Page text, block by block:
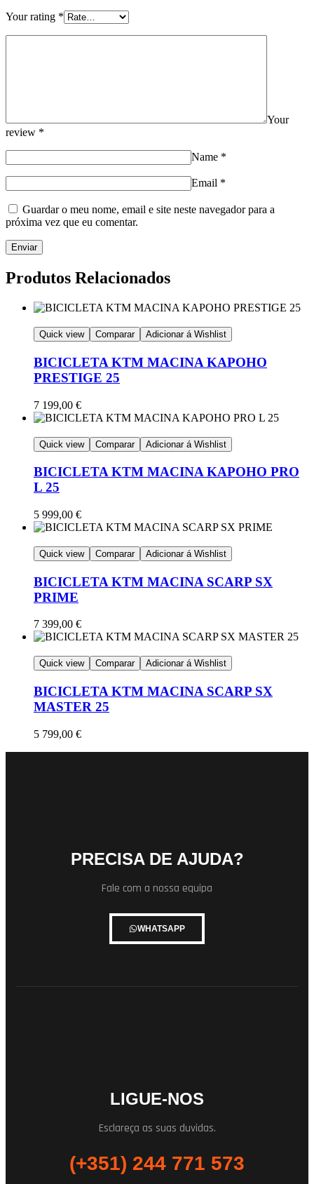
Your rating *
Your
review *
Name *
Email *
Guardar o meu nome, email e site neste navegador para a
próxima vez que eu comentar.
Produtos Relacionados
Quick view Comparar Adicionar á Wishlist
BICICLETA KTM MACINA KAPOHO
PRESTIGE 25
7 199,00 €
Quick view Comparar Adicionar á Wishlist
BICICLETA KTM MACINA KAPOHO PRO
L 25
5 999,00 €
Quick view Comparar Adicionar á Wishlist
BICICLETA KTM MACINA SCARP SX
PRIME
7 399,00 €
Quick view Comparar Adicionar á Wishlist
BICICLETA KTM MACINA SCARP SX
MASTER 25
5 799,00 €
PRECISA DE AJUDA?
Fale com a nossa equipa
WHATSAPP
LIGUE-NOS
Esclareça as suas duvidas.
(+351) 244 771 573